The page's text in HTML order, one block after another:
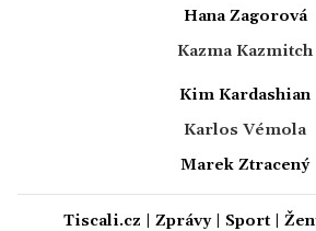
Hana Zagorová
Kazma Kazmitch
Kim Kardashian
Karlos Vémola
Marek Ztracený
Tiscali.cz Zprávy| Sport|